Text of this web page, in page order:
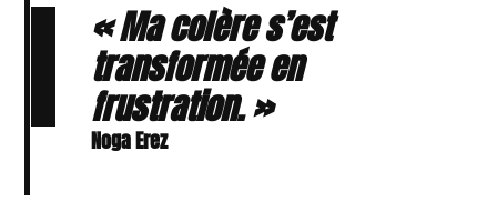
« Ma colère s’est
transformée en
frustration. »
Noga Erez